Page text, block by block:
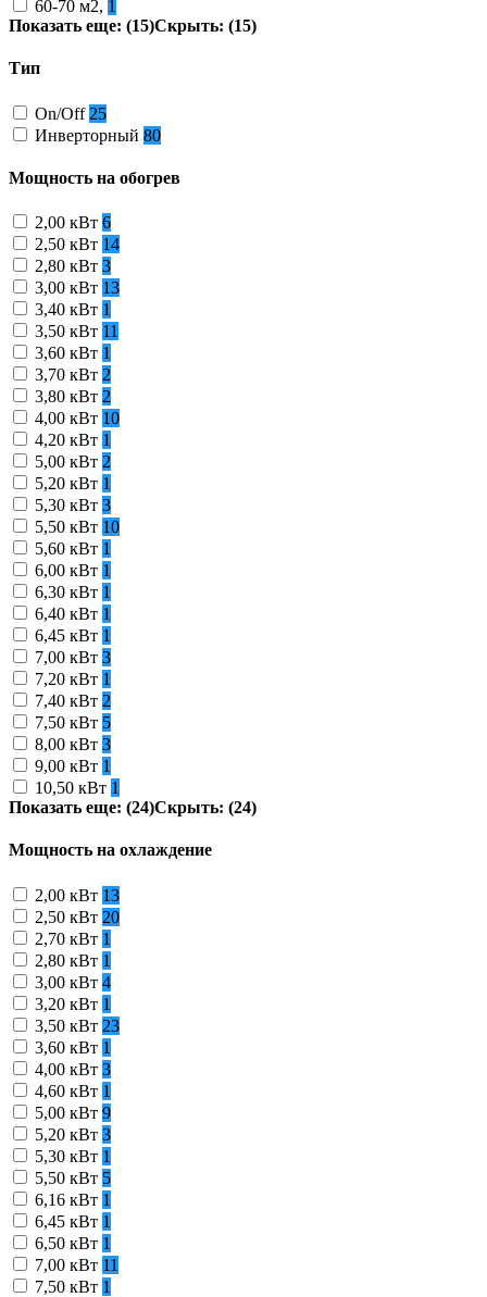
60-70 м2, 1
Показать еще: (15)Скрыть: (15)
Тип
On/Off 25
Инверторный 80
Мощность на обогрев
2,00 кВт 6
2,50 кВт 14
2,80 кВт 3
3,00 кВт 13
3,40 кВт 1
3,50 кВт 11
3,60 кВт 1
3,70 кВт 2
3,80 кВт 2
4,00 кВт 10
4,20 кВт 1
5,00 кВт 2
5,20 кВт 1
5,30 кВт 3
5,50 кВт 10
5,60 кВт 1
6,00 кВт 1
6,30 кВт 1
6,40 кВт 1
6,45 кВт 1
7,00 кВт 3
7,20 кВт 1
7,40 кВт 2
7,50 кВт 5
8,00 кВт 3
9,00 кВт 1
10,50 кВт 1
Показать еще: (24)Скрыть: (24)
Мощность на охлаждение
2,00 кВт 13
2,50 кВт 20
2,70 кВт 1
2,80 кВт 1
3,00 кВт 4
3,20 кВт 1
3,50 кВт 23
3,60 кВт 1
4,00 кВт 3
4,60 кВт 1
5,00 кВт 9
5,20 кВт 3
5,30 кВт 1
5,50 кВт 5
6,16 кВт 1
6,45 кВт 1
6,50 кВт 1
7,00 кВт 11
7,50 кВт 1